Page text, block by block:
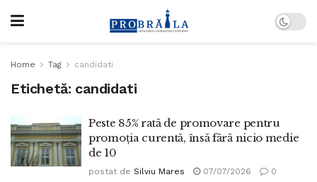
Home Tag candidati
Etichetă: candidati
Peste 85% rată de promovare pentru
promoția curentă, însă fără nicio medie
de 10
postat de Silviu Mares 07/07/2026 0